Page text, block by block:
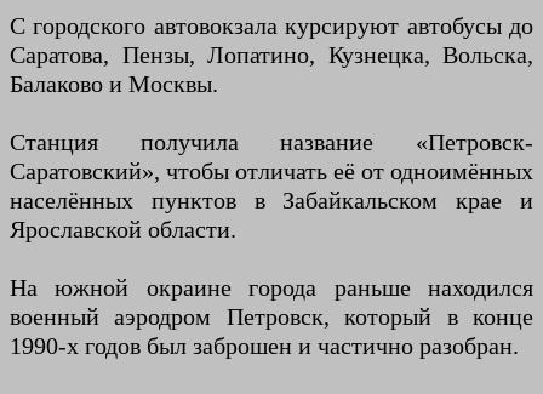
С городского автовокзала курсируют автобусы до
Саратова, Пензы, Лопатино, Кузнецка, Вольска,
Балаково и Москвы.
Станция получила название «Петровск-
Саратовский», чтобы отличать её от одноимённых
населённых пунктов в Забайкальском крае и
Ярославской области.
На южной окраине города раньше находился
военный аэродром Петровск, который в конце
1990-х годов был заброшен и частично разобран.